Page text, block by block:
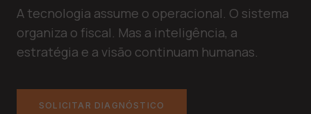
A tecnologia assume o operacional. O sistema
organiza o fiscal. Mas a inteligência, a
estratégia e a visão continuam humanas.
SOLICITAR DIAGNÓSTICO